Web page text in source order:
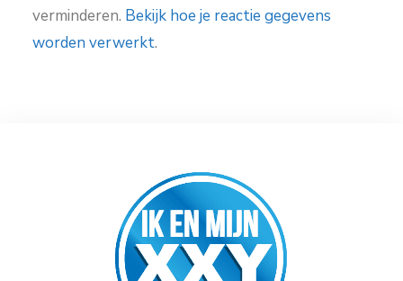
verminderen. Bekijk hoe je reactie gegevens
worden verwerkt.